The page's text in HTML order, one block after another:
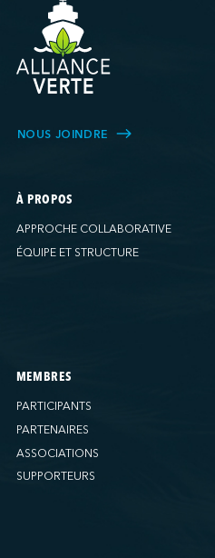
NOUS JOINDRE
À PROPOS
APPROCHE COLLABORATIVE
ÉQUIPE ET STRUCTURE
MEMBRES
PARTICIPANTS
PARTENAIRES
ASSOCIATIONS
SUPPORTEURS